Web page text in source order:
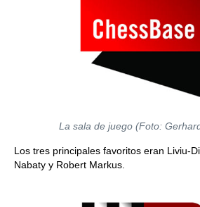
La sala de juego (Foto:
Los tres principales favoritos eran Liviu-
Nabaty y Robert Markus.